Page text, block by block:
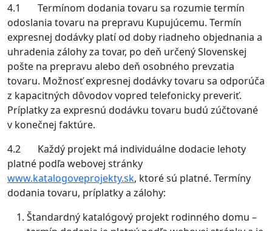
4.1 Termínom dodania tovaru sa rozumie termín
odoslania tovaru na prepravu Kupujúcemu. Termín
expresnej dodávky platí od doby riadneho objednania a
uhradenia zálohy za tovar, po deň určený Slovenskej
pošte na prepravu alebo deň osobného prevzatia
tovaru. Možnosť expresnej dodávky tovaru sa odporúča
z kapacitných dôvodov vopred telefonicky preveriť.
Príplatky za expresnú dodávku tovaru budú zúčtované
v konečnej faktúre.
4.2 Každý projekt má individuálne dodacie lehoty
platné podľa webovej stránky
www.katalogoveprojekty.sk, ktoré sú platné. Termíny
dodania tovaru, príplatky a zálohy:
Štandardný katalógový projekt rodinného domu –